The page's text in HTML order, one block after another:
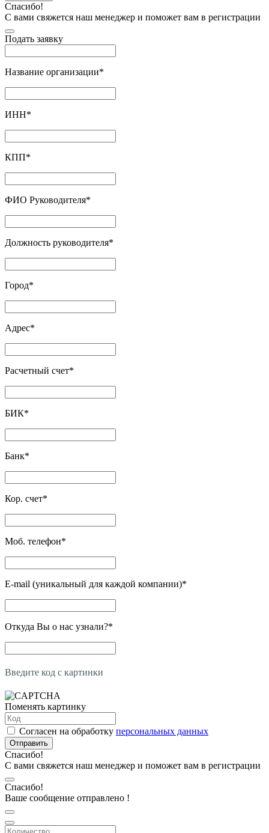
Спасибо!
С вами свяжется наш менеджер и поможет вам в регистрации
Подать заявку
Название организации*
ИНН*
КПП*
ФИО Руководителя*
Должность руководителя*
Город*
Адрес*
Расчетный счет*
БИК*
Банк*
Кор. счет*
Моб. телефон*
E-mail (уникальный для каждой компании)*
Откуда Вы о нас узнали?*
Введите код с картинки
Поменять картинку
Согласен на обработку персональных данных
Отправить
Спасибо!
С вами свяжется наш менеджер и поможет вам в регистрации
Спасибо!
Ваше сообщение отправлено !